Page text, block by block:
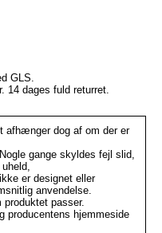
GLS.
14 dages fuld returret.
afhænger dog af om der er
gange skyldes fejl slid,
er designet eller
anvendelse.
produktet passer.
producentens hjemmeside